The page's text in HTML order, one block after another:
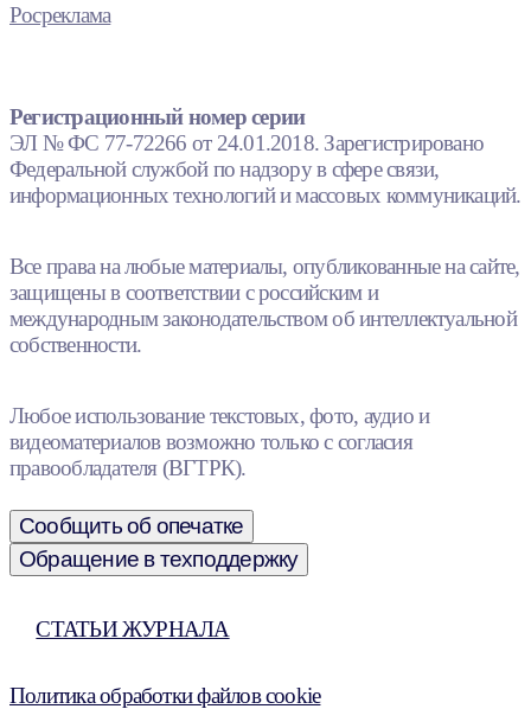
Росреклама
Регистрационный номер серии
ЭЛ № ФС 77-72266 от 24.01.2018. Зарегистрировано
Федеральной службой по надзору в сфере связи,
информационных технологий и массовых коммуникаций.
Все права на любые материалы, опубликованные на сайте,
защищены в соответствии с российским и
международным законодательством об интеллектуальной
собственности.
Любое использование текстовых, фото, аудио и
видеоматериалов возможно только с согласия
правообладателя (ВГТРК).
Сообщить об опечатке
Обращение в техподдержку
СТАТЬИ ЖУРНАЛА
Политика обработки файлов cookie